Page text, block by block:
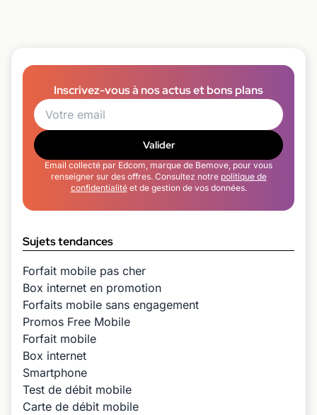
Inscrivez-vous à nos actus et bons plans
Valider
Email collecté par Edcom, marque de Bemove, pour vous
renseigner sur des offres. Consultez notre politique de
confidentialitéet de gestion de vos données.
Sujets tendances
Forfait mobile pas cher
Box internet en promotion
Forfaits mobile sans engagement
Promos Free Mobile
Forfait mobile
Box internet
Smartphone
Test de débit mobile
Carte de débit mobile